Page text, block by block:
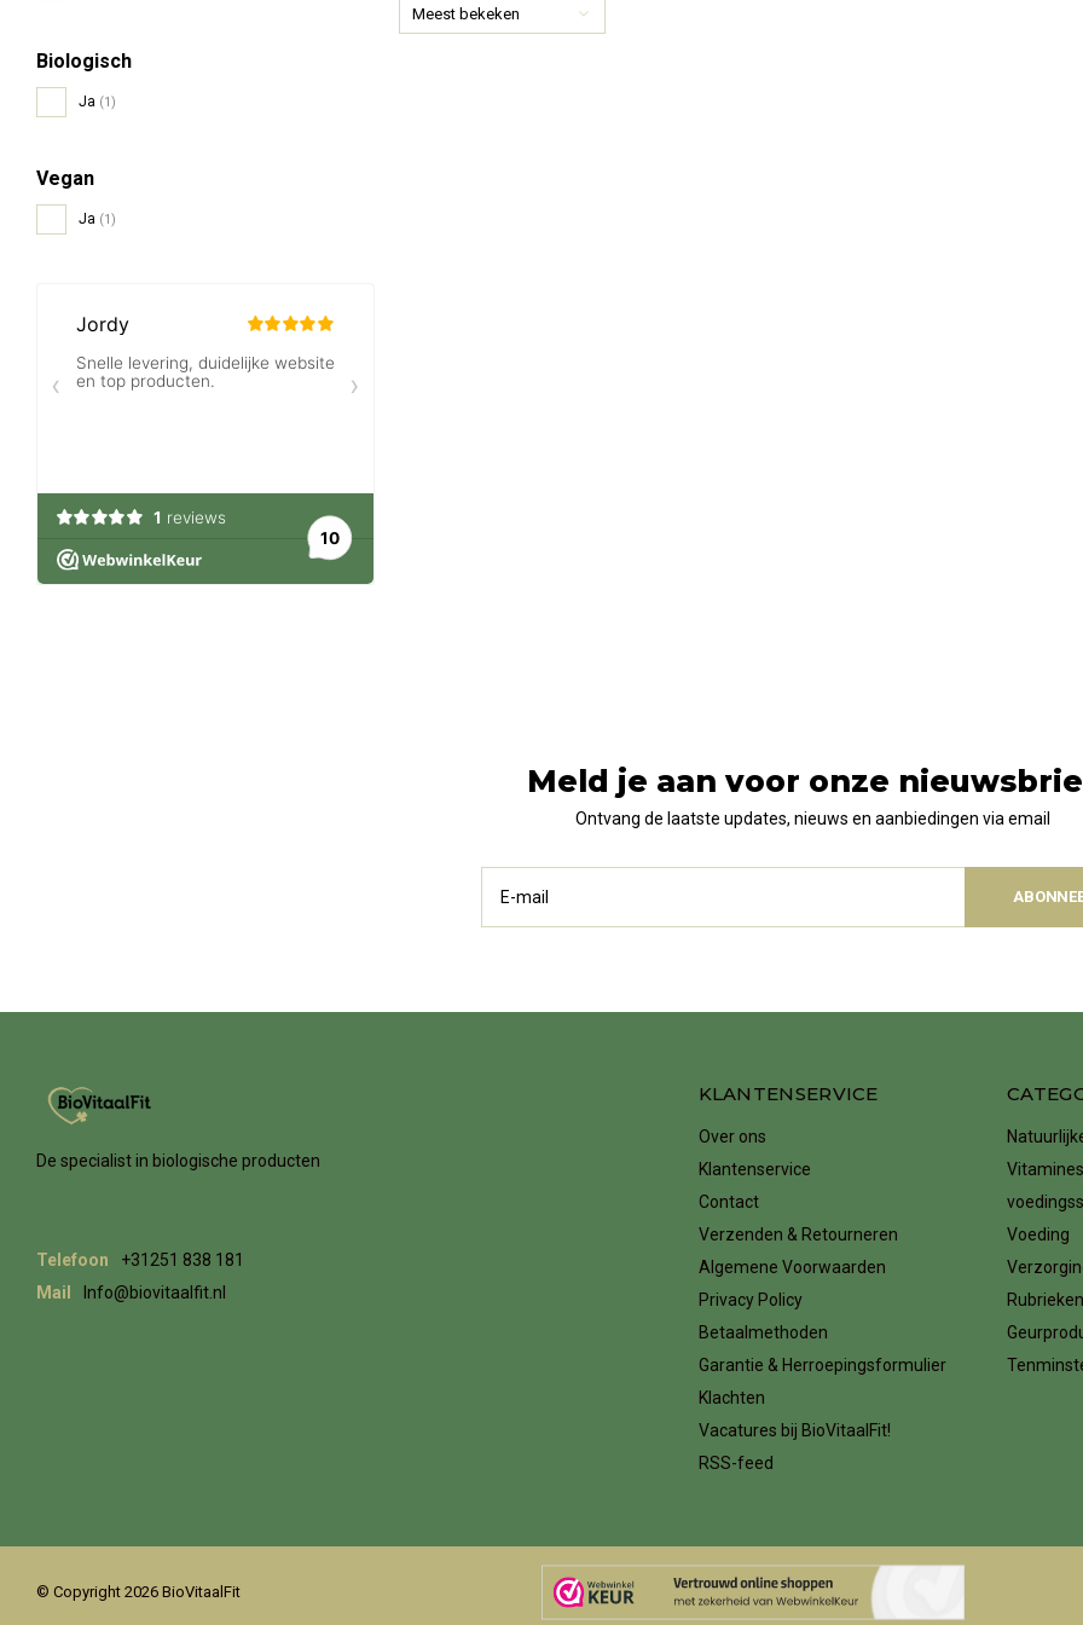
Biologisch
Ja (1)
Vegan
Ja (1)
Meest bekeken
Meld je aan voor onze
Ontvang de laatste updates, nieuws en aanbiedingen via email
De specialist in biologische producten
Telefoon
+31251 838 181
Mail
Info@biovitaalfit.nl
KLANTENSERVICE
Over ons
Klantenservice
Contact
Verzenden & Retourneren
Algemene Voorwaarden
Privacy Policy
Betaalmethoden
Garantie & Herroepingsformulier
Klachten
Vacatures bij BioVitaalFit!
RSS-feed
Voeding
Rubrieken
© Copyright 2026 BioVitaalFit